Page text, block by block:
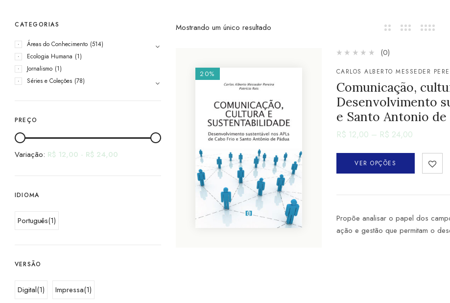
CATEGORIAS
Áreas do Conhecimento (514)
Ecologia Humana (1)
Jornalismo (1)
Séries e Coleções (78)
PREÇO
Variação: R$ 12,00 - R$ 24,00
IDIOMA
Português(1)
VERSÃO
Digital(1) Impressa(1)
Mostrando um único resultado
20%
(0)
CARLOS ALBERTO MESSEDER
Comunicação,
Desenvolvimento
e Santo Antonio de
R$ 12,00 – R$ 24,00
VER OPÇÕES
Propõe analisar o papel dos
ação e gestão que permitam o